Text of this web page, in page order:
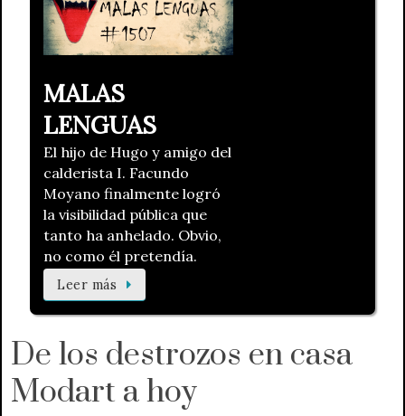
MALAS
LENGUAS
El hijo de Hugo y amigo del
calderista I. Facundo
Moyano finalmente logró
la visibilidad pública que
tanto ha anhelado. Obvio,
no como él pretendía.
Leer más
De los destrozos en casa
Modart a hoy